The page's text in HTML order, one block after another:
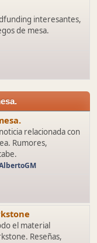
interesantes,
de mesa.
relacionada con
Rumores,
el material
Reseñas,